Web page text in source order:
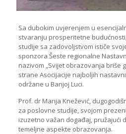
Sa dubokim uvjerenjem u
stvaranju prosperitetne
studije sa zadovoljstvom ističe
sponzora Šeste regionalne
nazivom „Svijet obrazovanja briše
strane Asocijacije najboljih
održane u Banjoj Luci.
Prof. dr Marija Knežević,
za poslovne studije, svojom
izuzetno važan događaj, pružajući
temeljne aspekte obrazovanja.